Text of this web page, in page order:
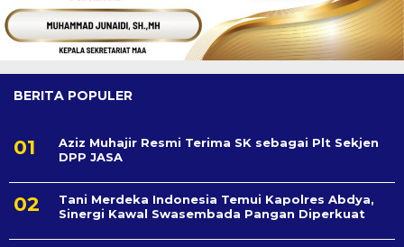
BERITA POPULER
Aziz Muhajir Resmi Terima SK sebagai Plt Sekjen
DPP JASA
Tani Merdeka Indonesia Temui Kapolres Abdya,
Sinergi Kawal Swasembada Pangan Diperkuat